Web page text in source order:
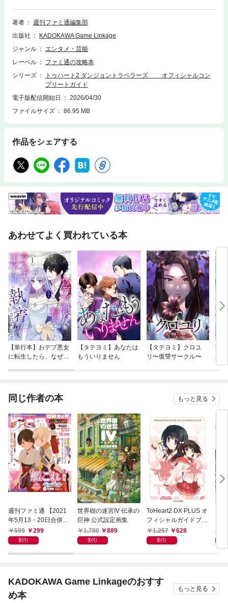
目に反してガッチリ骨太な難度を誇る『ダンジョントラベラーズ』を、と
ことん解析した公式完全攻略本です。全ダンジョンの解説や全モンスター
の攻略はもちろん、武器・防具等のデータもすべて収録しています。さら
で遊び尽くすために欠かせない一冊です。
著者
週刊ファミ通編集部
出版社
KADOKAWA Game Linkage
ジャンル
エンタメ・芸能
レーベル
ファミ通の攻略本
シリーズ
トゥハート2 ダンジョントラベラーズ オフィシャルコン
プリートガイド
電子版配信開始日
2026/04/30
ファイルサイズ
86.95 MB
作品をシェアする
あわせてよく買われている本
【単行本】おデブ悪女
に転生したら、なぜか
【タテヨミ】あなたは
もういりません
【タテヨミ】クロユ
リ〜復讐サークル〜
病
が
ぎ
同じ作者の本 もっと見る
週刊ファミ通 【2021
年5月13・20日合併
号】599 299
割引
世界樹の迷宮IV 伝承の
巨神 公式設定画集
1,780
889
割引
ToHeart2 DX PLUS オ
フィシャルガイドブッ
ク1,257 628
割引
コ
KADOKAWA Game Linkageのおすす
め本
もっと見る